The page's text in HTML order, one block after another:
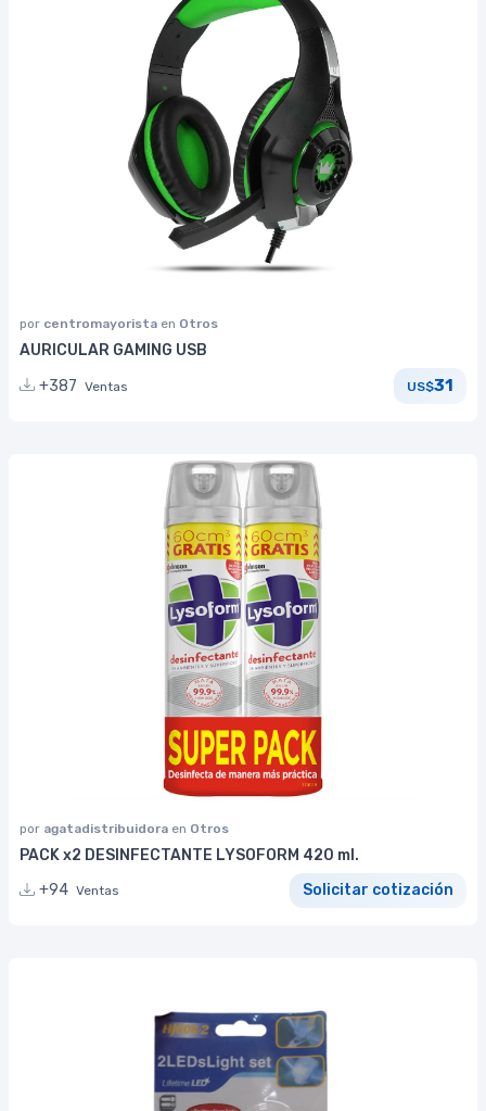
por centromayorista en Otros
AURICULAR GAMING USB
+387 Ventas US$31
por agatadistribuidora en Otros
PACK x2 DESINFECTANTE LYSOFORM 420 ml.
+94 Ventas Solicitar cotización